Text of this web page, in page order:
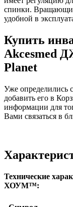
спинки.
удобной в
Купить
Akcesmed
Planet
Уже определились
добавить его в
информации для
Вами связаться в
Технические
ХОУМ™: